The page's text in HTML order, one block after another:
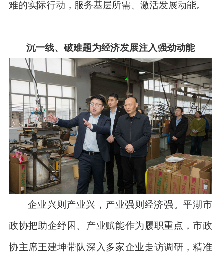
难的实际行动，服务基层所需、激活发展动能。
沉一线、破难题为经济发展注入强劲动能
企业兴则产业兴，产业强则经济强。平湖市
政协把助企纾困、产业赋能作为履职重点，市政
协主席王建坤带队深入多家企业走访调研，精准